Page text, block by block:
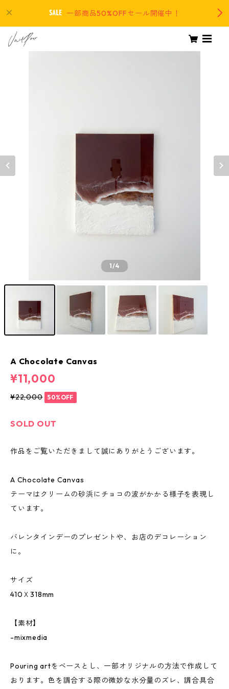
一部商品50%OFFセール開催中！
1/4
A Chocolate Canvas
¥11,000
¥22,000 50%OFF
SOLD OUT
作品をご覧いただきまして誠にありがとうございます。
A Chocolate Canvas
テーマはクリームの砂浜にチョコの波がかかる様子を表現し
ています。
バレンタインデーのプレゼントや、お店のデコレーション
に。
サイズ
410Ｘ318mm
【素材】
-mixmedia
Pouring artをベースとし、一部オリジナルの方法で作成して
おります。色を調合する際の微妙な水分量のズレ、調合具合